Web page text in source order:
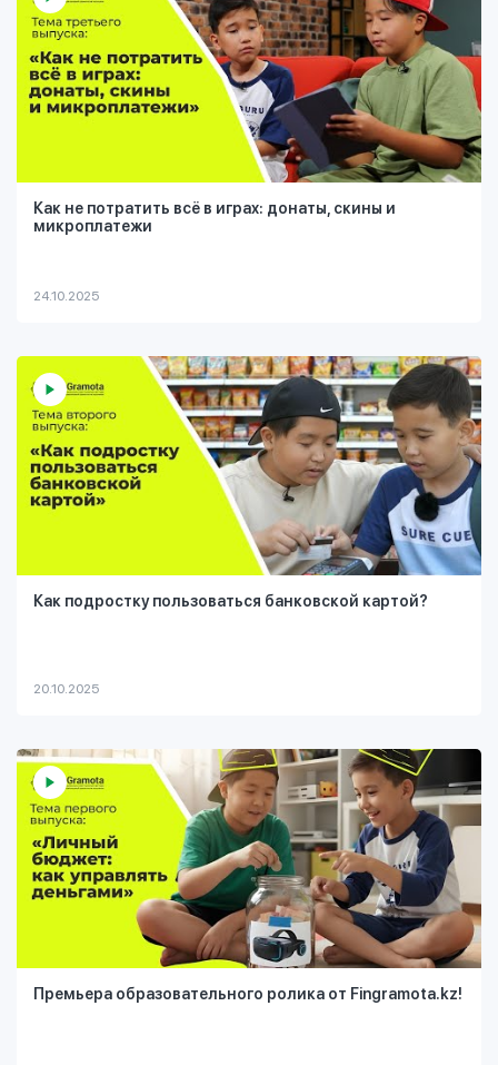
Как не потратить всё в играх: донаты, скины и
микроплатежи
24.10.2025
Как подростку пользоваться банковской картой?
20.10.2025
Премьера образовательного ролика от Fingramota.kz!